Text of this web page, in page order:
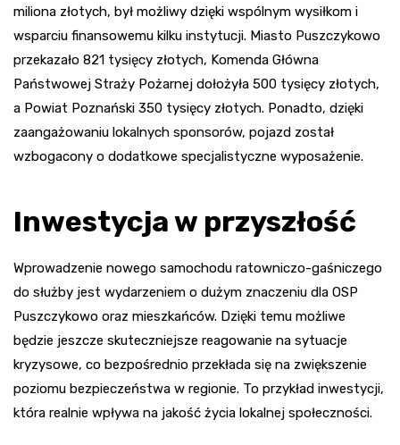
miliona złotych, był możliwy dzięki wspólnym wysiłkom i
wsparciu finansowemu kilku instytucji. Miasto Puszczykowo
przekazało 821 tysięcy złotych, Komenda Główna
Państwowej Straży Pożarnej dołożyła 500 tysięcy złotych,
a Powiat Poznański 350 tysięcy złotych. Ponadto, dzięki
zaangażowaniu lokalnych sponsorów, pojazd został
wzbogacony o dodatkowe specjalistyczne wyposażenie.
Inwestycja w przyszłość
Wprowadzenie nowego samochodu ratowniczo-gaśniczego
do służby jest wydarzeniem o dużym znaczeniu dla OSP
Puszczykowo oraz mieszkańców. Dzięki temu możliwe
będzie jeszcze skuteczniejsze reagowanie na sytuacje
kryzysowe, co bezpośrednio przekłada się na zwiększenie
poziomu bezpieczeństwa w regionie. To przykład inwestycji,
która realnie wpływa na jakość życia lokalnej społeczności.